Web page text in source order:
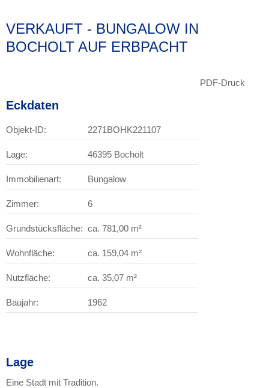
VERKAUFT - BUNGALOW IN
BOCHOLT AUF ERBPACHT
PDF-Druck
Eckdaten
Objekt-ID: 2271BOHK221107
Lage: 46395 Bocholt
Immobilienart: Bungalow
Zimmer: 6
Grundstücksfläche: ca. 781,00 m²
Wohnfläche: ca. 159,04 m²
Nutzfläche: ca. 35,07 m²
Baujahr: 1962
Lage
Eine Stadt mit Tradition.